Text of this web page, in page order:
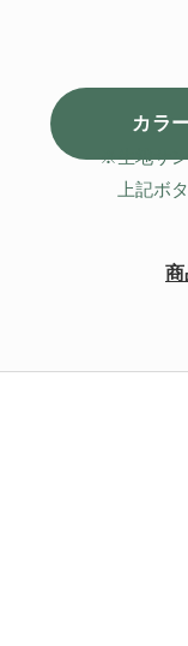
カラ
※生地サン
上記ボタ
商